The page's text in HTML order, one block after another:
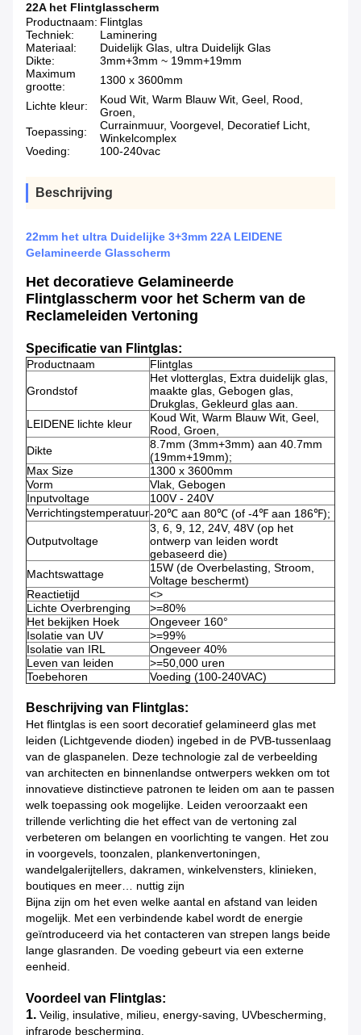
22A het Flintglasscherm
Productnaam: Flintglas
Techniek:
Laminering
Materiaal:
Duidelijk Glas, ultra Duidelijk Glas
Dikte:
3mm+3mm ~ 19mm+19mm
Maximum
grootte:
1300 x 3600mm
Lichte kleur:
Koud Wit, Warm Blauw Wit, Geel, Rood,
Groen,
Toepassing:
Currainmuur, Voorgevel, Decoratief Licht,
Winkelcomplex
Voeding:
100-240vac
Beschrijving
22mm het ultra Duidelijke 3+3mm 22A LEIDENE
Gelamineerde Glasscherm
Het decoratieve Gelamineerde
Flintglasscherm voor het Scherm van de
Reclameleiden Vertoning
Specificatie van Flintglas:
Productnaam Flintglas
Grondstof
Het vlotterglas, Extra duidelijk glas,
maakte glas, Gebogen glas,
Drukglas, Gekleurd glas aan.
LEIDENE lichte kleur
Koud Wit, Warm Blauw Wit, Geel,
Rood, Groen,
Dikte
8.7mm (3mm+3mm) aan 40.7mm
(19mm+19mm);
Max Size
1300 x 3600mm
Vorm
Vlak, Gebogen
Inputvoltage
100V - 240V
Verrichtingstemperatuur-20℃ aan 80℃ (of -4℉ aan 186℉);
Outputvoltage
3, 6, 9, 12, 24V, 48V (op het
ontwerp van leiden wordt
gebaseerd die)
Machtswattage
15W (de Overbelasting, Stroom,
Voltage beschermt)
Reactietijd
<>
Lichte Overbrenging
>=80%
Het bekijken Hoek
Ongeveer 160°
Isolatie van UV
>=99%
Isolatie van IRL
Ongeveer 40%
Leven van leiden
>=50,000 uren
Toebehoren
Voeding (100-240VAC)
Beschrijving van Flintglas:
Het flintglas is een soort decoratief gelamineerd glas met
leiden (Lichtgevende dioden) ingebed in de PVB-tussenlaag
van de glaspanelen. Deze technologie zal de verbeelding
van architecten en binnenlandse ontwerpers wekken om tot
innovatieve distinctieve patronen te leiden om aan te passen
welk toepassing ook mogelijke. Leiden veroorzaakt een
trillende verlichting die het effect van de vertoning zal
verbeteren om belangen en voorlichting te vangen. Het zou
in voorgevels, toonzalen, plankenvertoningen,
wandelgalerijtellers, dakramen, winkelvensters, klinieken,
boutiques en meer… nuttig zijn
Bijna zijn om het even welke aantal en afstand van leiden
mogelijk. Met een verbindende kabel wordt de energie
geïntroduceerd via het contacteren van strepen langs beide
lange glasranden. De voeding gebeurt via een externe
eenheid.
Voordeel van Flintglas:
1. Veilig, insulative, milieu, energy-saving, UVbescherming,
infrarode bescherming.